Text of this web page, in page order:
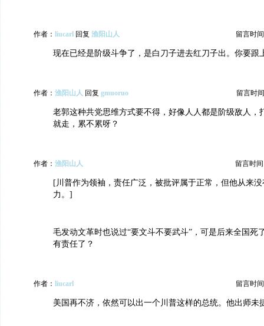
作者： liucarl 回复 渔阳山人 留言时
现在已经是阶级斗争了，是白刀子进去红刀子出。你要跟
作者： 渔阳山人 回复 gmuoruo 留言时
老郭这种共党思维方式要不得，好像人人都是阶级敌人，
就走，累不累呀？
作者： 渔阳山人 留言时间
[川普作为领袖，责任广泛，被批评属于正常，但他从来
力。]
毛发动文革时也说过“要文斗不要武斗”，可是后来全国死
有责任了？
作者： liucarl 留言时
美国再不济，依然可以出一个川普这样的总统。他出师未